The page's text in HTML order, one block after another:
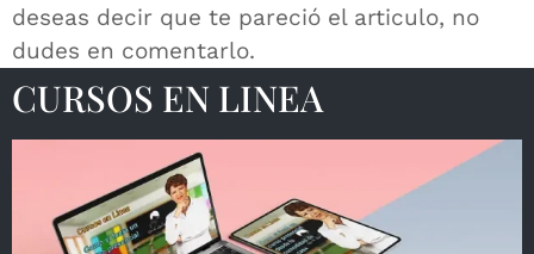
deseas decir que te pareció el articulo, no
dudes en comentarlo.
CURSOS EN LINEA